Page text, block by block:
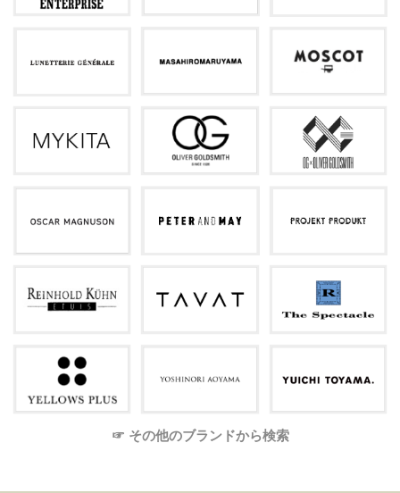
☞ その他のブランドから検索